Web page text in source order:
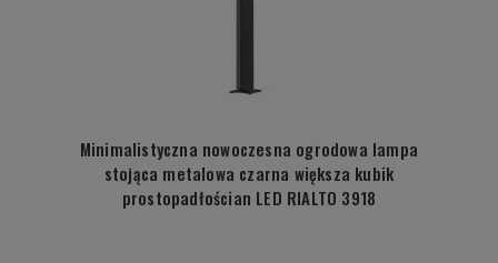
Minimalistyczna nowoczesna ogrodowa lampa
stojąca metalowa czarna większa kubik
prostopadłościan LED RIALTO 3918